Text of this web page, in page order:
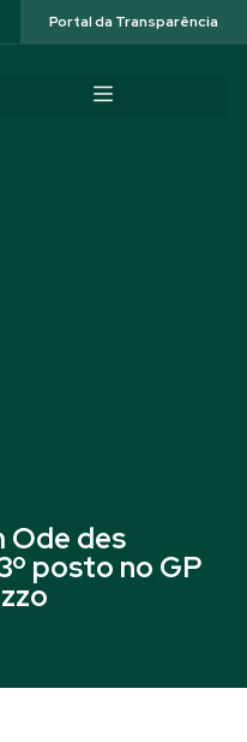
Portal da Transparência
Ode des
posto no GP